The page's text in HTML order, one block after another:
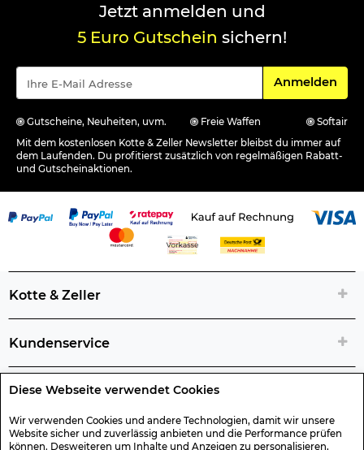
Diese Webseite verwendet Cookies
Wir verwenden Cookies und andere Technologien, damit wir unsere
Website sicher und zuverlässig anbieten und die Performance prüfen
können. Desweiteren um Inhalte und Anzeigen zu personalisieren,
Jetzt anmelden und
5 Euro Gutschein sichern!
Für den
Anmelden
Gutscheine, Neuheiten, uvm. Freie Waffen
Softair
Mit dem kostenlosen Kotte & Zeller Newsletter bleibst du immer auf
dem Laufenden. Du profitierst zusätzlich von regelmäßigen Rabatt-
und Gutscheinaktionen.
Kotte & Zeller
Kundenservice
Rechtliche Artikelinfos
Geschenk-Gutscheine